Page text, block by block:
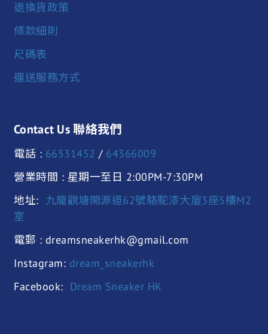
退換貨政策
條款細則
尺碼表
運送服務方式
Contact Us 聯絡我們
電話 : 66531452 / 64366009
營業時間 : 星期一至日 2:00PM-7:30PM
地址:
九龍觀塘開源道62號駱駝漆大廈3座5樓M2
室
電郵 : dreamsneakerhk@gmail.com
Instagram: dream_sneakerhk
Facebook: Dream Sneaker HK